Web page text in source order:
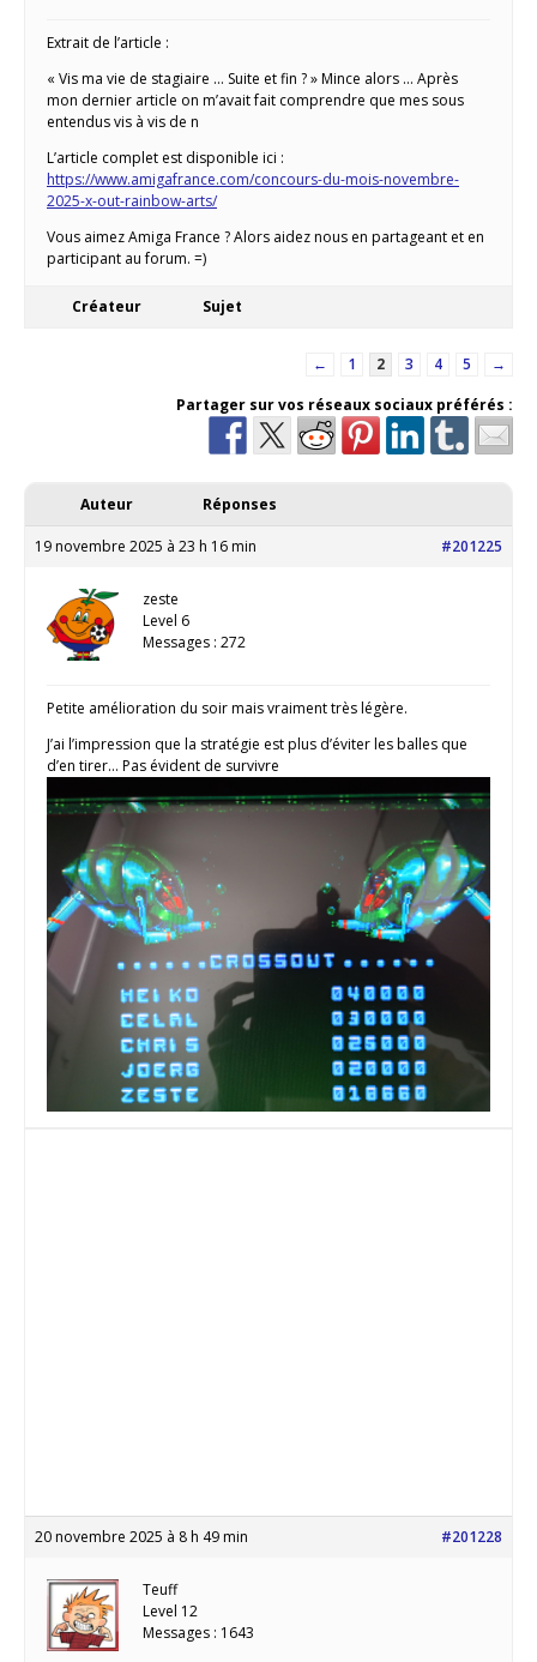
Extrait de l’article :
« Vis ma vie de stagiaire … Suite et fin ? » Mince alors … Après
mon dernier article on m’avait fait comprendre que mes sous
entendus vis à vis de n
L’article complet est disponible ici :
https://www.amigafrance.com/concours-du-mois-novembre-
2025-x-out-rainbow-arts/
Vous aimez Amiga France ? Alors aidez nous en partageant et en
participant au forum. =)
Créateur Sujet
← 1 2 3 4 5
→
Partager sur vos réseaux sociaux préférés :
Auteur Réponses
19 novembre 2025 à 23 h 16 min #201225
zeste
Level 6
Messages : 272
Petite amélioration du soir mais vraiment très légère.
J’ai l’impression que la stratégie est plus d’éviter les balles que
d’en tirer… Pas évident de survivre
20 novembre 2025 à 8 h 49 min #201228
Teuff
Level 12
Messages : 1643